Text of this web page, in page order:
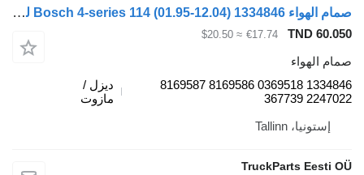
صمام الهواء Bosch 4-series 114 (01.95-12.04) 1334846 لـ السيارات القاطرة Scania 4-series (1995-2006)
TND
€17.74
≈ $20.50
الهواء
1334846 0369518 8169586 8169587
2247022
ديزل /
مازوت
إستونيا، Tallinn
TruckParts Eesti